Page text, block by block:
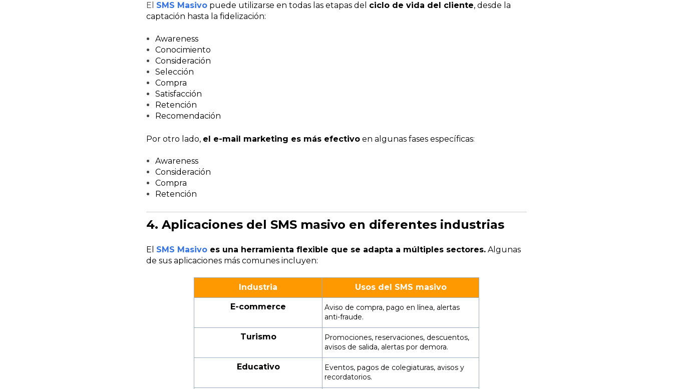
El SMS Masivo puede utilizarse en todas las etapas del ciclo de vida del cliente, desde la
captación hasta la fidelización:
Awareness
Conocimiento
Consideración
Selección
Compra
Satisfacción
Retención
Recomendación
Por otro lado, el e-mail marketing es más efectivo en algunas fases específicas:
Awareness
Consideración
Compra
Retención
4. Aplicaciones del SMS masivo en diferentes industrias
El SMS Masivo es una herramienta flexible que se adapta a múltiples sectores. Algunas
de sus aplicaciones más comunes incluyen:
Industria Usos del SMS masivo
E-commerce
Aviso de compra, pago en línea, alertas
anti-fraude.
Turismo
Promociones, reservaciones, descuentos,
avisos de salida, alertas por demora.
Educativo
Eventos, pagos de colegiaturas, avisos y
recordatorios.